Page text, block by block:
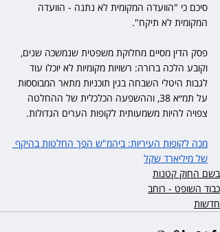
סיכם כי "הוועדה המקומית לא נתנה - הוועדה
המקומית לא תיקח".
פסק הדין מסיים מחלוקת משפטית שנמשכה שנים,
וקובע הלכה ברורה: רשויות מקומיות לא יוכלו עוד
לגבות היטלי השבחה בגין תוכניות מתאר המבוססות
על תמ״א 38, וההשפעה הכלכלית של ההחלטה
צפויה להיות משמעותית לקופות הערים הגדולות.
מכה לקופות העיריות: ביהמ"ש הפך החלטות בהיקף
של מיליארד שקל
בשם החוק קטנות
כבוד השופט - רוחב
חדשות